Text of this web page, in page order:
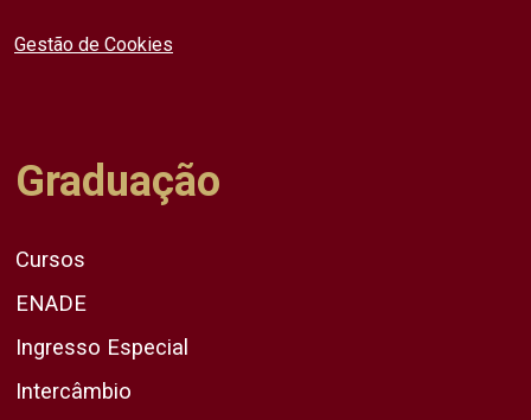
Gestão de Cookies
Graduação
Cursos
ENADE
Ingresso Especial
Intercâmbio